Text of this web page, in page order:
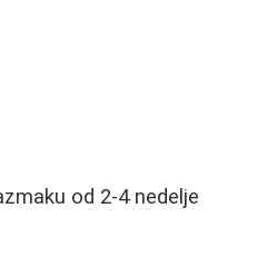
od 2-4 nedelje